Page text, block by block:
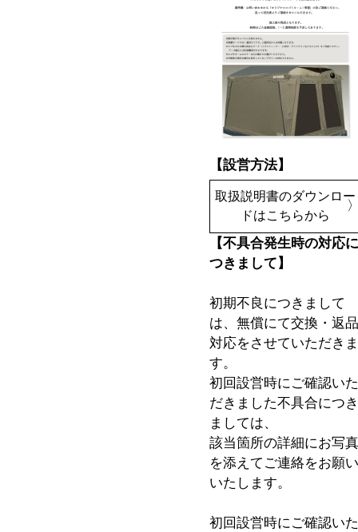
【設営方法】
取扱説明書のダウンロー
ドはこちらから
【不具合発生時の対応
つきまして】
初期不良につきまして
は、無償にて交換・返
対応をさせていただき
す。
初回設営時にご確認い
だきました不具合につ
ましては、
該当箇所の詳細にお写
を添えてご連絡をお願
いたします。
初回設営時にご確認い